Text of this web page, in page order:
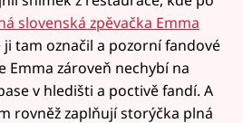
slovenská zpěvačka Emma
ji tam označil a pozorní fandové
Emma zároveň nechybí na
v hledišti a poctivě fandí. A
rovněž zaplňují storýčka plná